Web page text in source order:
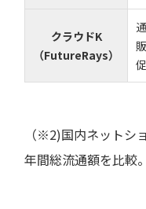
クラウドK
（FutureRays）
（※2)国内ネットシ
年間総流通額を比較。